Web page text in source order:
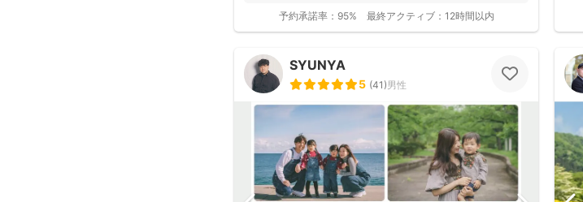
予約承諾率： 95% 最終アクティブ： 12時間以内
SYUNYA
5 (41)男性